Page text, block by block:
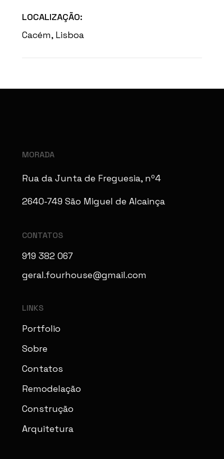
LOCALIZAÇÃO:
Cacém, Lisboa
MORADA
Rua da Junta de Freguesia, nº4
2640-749 São Miguel de Alcainça
CONTATOS
919 382 067
geral.fourhouse@gmail.com
LINKS
Portfolio
Sobre
Contatos
Remodelação
Construção
Arquitetura